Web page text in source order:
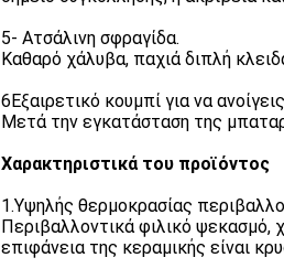
5- Ατσάλινη σφραγίδα.
Καθαρό χάλυβα, παχιά διπλή
6Εξαιρετικό κουμπί για να
Μετά την εγκατάσταση της
Χαρακτηριστικά του προϊόντος
1.Υψηλής θερμοκρασίας
Περιβαλλοντικά φιλικό
επιφάνεια της κεραμικής είναι